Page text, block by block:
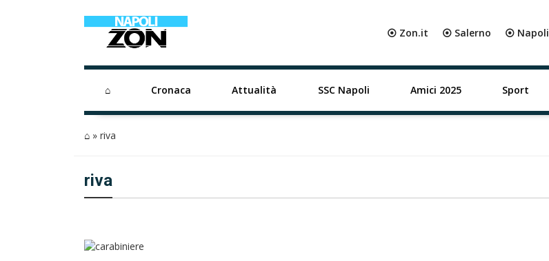
⦿ Zon.it ⦿ Salerno ⦿ Napoli
⌂ Cronaca Attualità SSC Napoli Amici 2025 Sport
⌂ » riva
riva